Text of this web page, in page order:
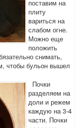
поставим на
плиту
вариться на
слабом огне.
Можно еще
положить
снимать,
чтобы бульон вышел
Почки
разделяем на
доли и режем
каждую на 3-4
части. Почки